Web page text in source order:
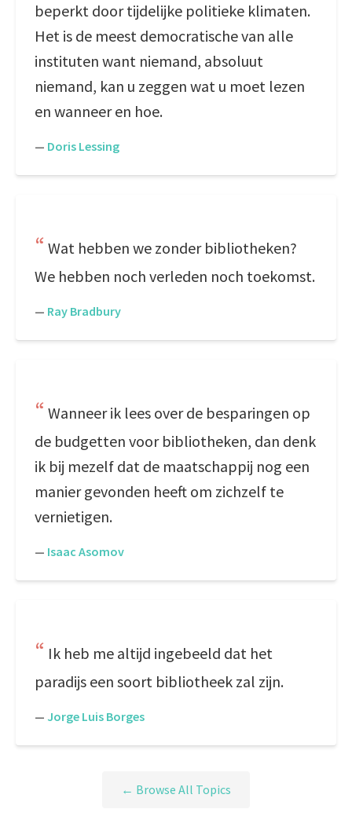
beperkt door tijdelijke politieke klimaten.
Het is de meest democratische van alle
instituten want niemand, absoluut
niemand, kan u zeggen wat u moet lezen
en wanneer en hoe.
— Doris Lessing
Wat hebben we zonder bibliotheken?
We hebben noch verleden noch toekomst.
— Ray Bradbury
Wanneer ik lees over de besparingen op
de budgetten voor bibliotheken, dan denk
ik bij mezelf dat de maatschappij nog een
manier gevonden heeft om zichzelf te
vernietigen.
— Isaac Asomov
Ik heb me altijd ingebeeld dat het
paradijs een soort bibliotheek zal zijn.
— Jorge Luis Borges
← Browse All Topics